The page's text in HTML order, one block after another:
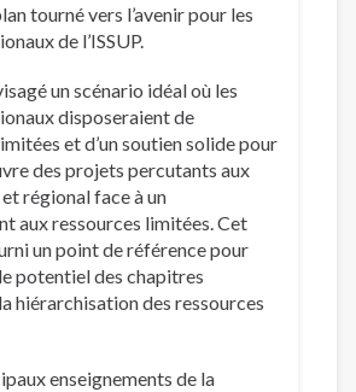
tourné vers l’avenir pour les
de l’ISSUP.
un scénario idéal où les
disposeraient de
et d’un soutien solide pour
des projets percutants aux
régional face à un
aux ressources limitées. Cet
un point de référence pour
potentiel des chapitres
hiérarchisation des ressources
enseignements de la